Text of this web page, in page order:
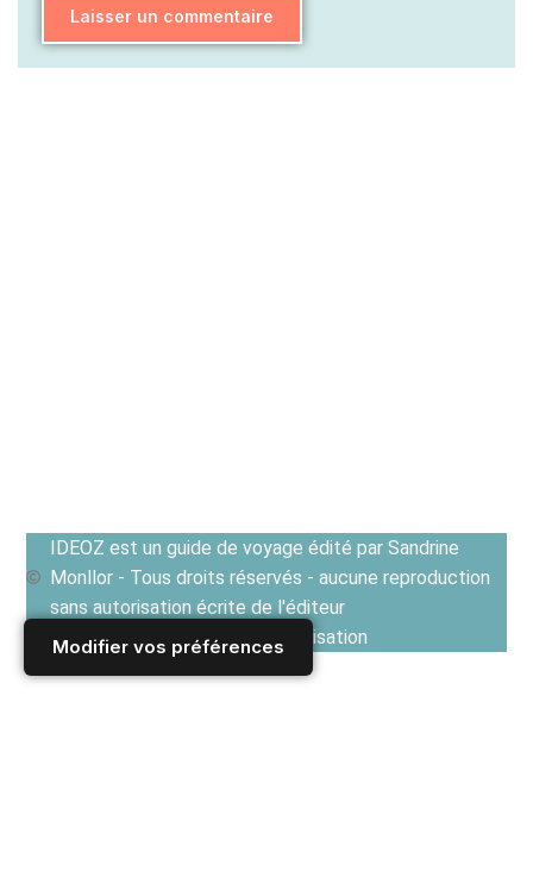
Modifier vos préférences
IDEOZ est un guide de voyage édité par Sandrine
Monllor - Tous droits réservés - aucune reproduction
sans autorisation écrite de l'éditeur
Voir les Conditions générales d'utilisation